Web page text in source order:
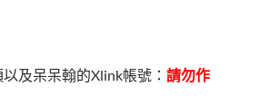
及呆呆翰的Xlink帳號： 請勿作